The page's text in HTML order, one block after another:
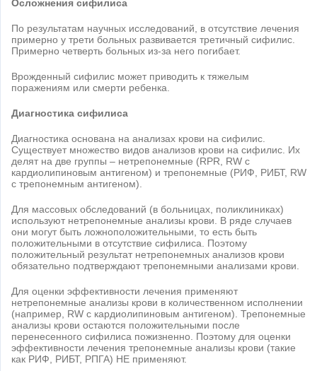
Осложнения сифилиса
По результатам научных исследований, в отсутствие лечения
примерно у трети больных развивается третичный сифилис.
Примерно четверть больных из-за него погибает.
Врожденный сифилис может приводить к тяжелым
поражениям или смерти ребенка.
Диагностика сифилиса
Диагностика основана на анализах крови на сифилис.
Существует множество видов анализов крови на сифилис. Их
делят на две группы – нетрепонемные (RPR, RW с
кардиолипиновым антигеном) и трепонемные (РИФ, РИБТ, RW
c трепонемным антигеном).
Для массовых обследований (в больницах, поликлиниках)
используют нетрепонемные анализы крови. В ряде случаев
они могут быть ложноположительными, то есть быть
положительными в отсутствие сифилиса. Поэтому
положительный результат нетрепонемных анализов крови
обязательно подтверждают трепонемными анализами крови.
Для оценки эффективности лечения применяют
нетрепонемные анализы крови в количественном исполнении
(например, RW с кардиолипиновым антигеном). Трепонемные
анализы крови остаются положительными после
перенесенного сифилиса пожизненно. Поэтому для оценки
эффективности лечения трепонемные анализы крови (такие
как РИФ, РИБТ, РПГА) НЕ применяют.